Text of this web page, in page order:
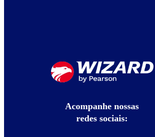
Acompanhe nossas
redes sociais: